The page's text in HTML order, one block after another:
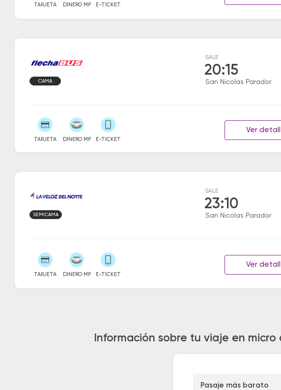
TARJETA DINERO MP E-TICKET
SALE
20:15
San Nicolas Parador
CAMA
TARJETA DINERO MP E-TICKET
Ver
SALE
23:10
San Nicolas Parador
SEMICAMA
TARJETA DINERO MP E-TICKET
Ver
Información sobre tu viaje en
Pasaje más barato